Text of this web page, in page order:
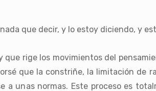
que decir, y lo estoy diciendo, y
que rige los movimientos del
que la constriñe, la limitación
a unas normas. Este proceso es